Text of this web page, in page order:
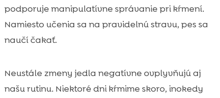
podporuje manipulatívne správanie pri kŕmení.
Namiesto učenia sa na pravidelnú stravu, pes sa
naučí čakať.
Neustále zmeny jedla negatívne ovplyvňujú aj
našu rutinu. Niektoré dni kŕmime skoro, inokedy